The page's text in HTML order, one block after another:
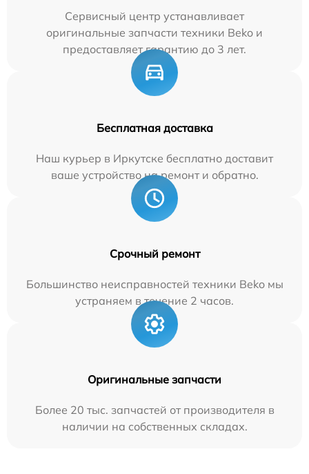
Сервисный центр устанавливает
оригинальные запчасти техники Beko и
предоставляет гарантию до 3 лет.
Бесплатная доставка
Наш курьер в Иркутске бесплатно доставит
ваше устройство на ремонт и обратно.
Срочный ремонт
Большинство неисправностей техники Beko мы
устраняем в течение 2 часов.
Оригинальные запчасти
Более 20 тыс. запчастей от производителя в
наличии на собственных складах.